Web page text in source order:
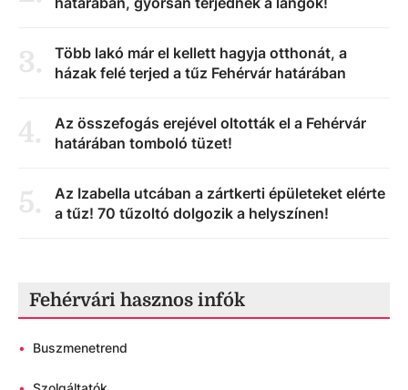
3.
Több lakó már el kellett hagyja otthonát, a
házak felé terjed a tűz Fehérvár határában
4.
Az összefogás erejével oltották el a Fehérvár
határában tomboló tüzet!
5.
Az Izabella utcában a zártkerti épületeket elérte
a tűz! 70 tűzoltó dolgozik a helyszínen!
Fehérvári hasznos infók
• Buszmenetrend